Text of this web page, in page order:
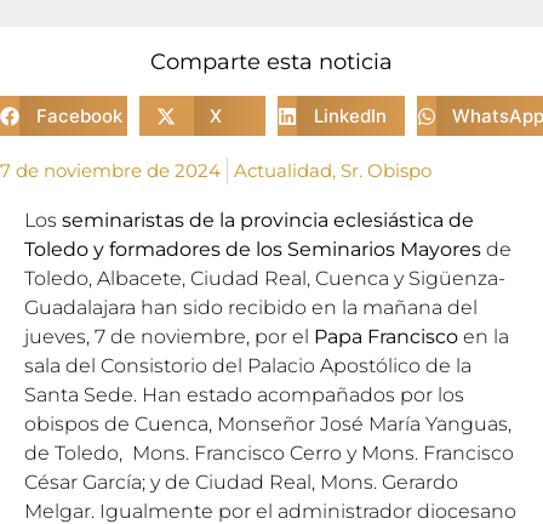
Comparte esta noticia
Facebook X LinkedIn WhatsApp
7 de noviembre de 2024 Actualidad, Sr. Obispo
Los seminaristas de la provincia eclesiástica de
Toledo y formadores de los Seminarios Mayores de
Toledo, Albacete, Ciudad Real, Cuenca y Sigüenza-
Guadalajara han sido recibido en la mañana del
jueves, 7 de noviembre, por el Papa Francisco en la
sala del Consistorio del Palacio Apostólico de la
Santa Sede. Han estado acompañados por los
obispos de Cuenca, Monseñor José María Yanguas,
de Toledo, Mons. Francisco Cerro y Mons. Francisco
César García; y de Ciudad Real, Mons. Gerardo
Melgar. Igualmente por el administrador diocesano